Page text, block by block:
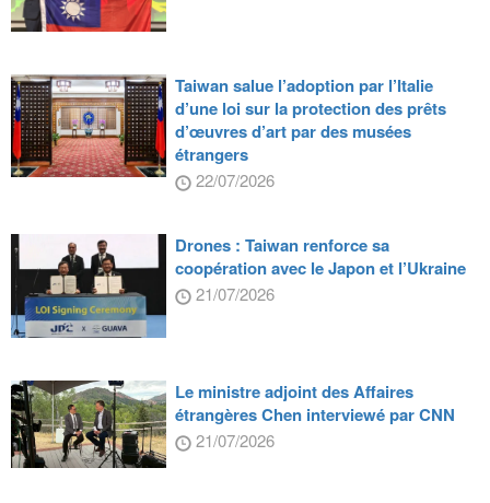
Taiwan salue l’adoption par l’Italie
d’une loi sur la protection des prêts
d’œuvres d’art par des musées
étrangers
22/07/2026
Drones : Taiwan renforce sa
coopération avec le Japon et l’Ukraine
21/07/2026
Le ministre adjoint des Affaires
étrangères Chen interviewé par CNN
21/07/2026